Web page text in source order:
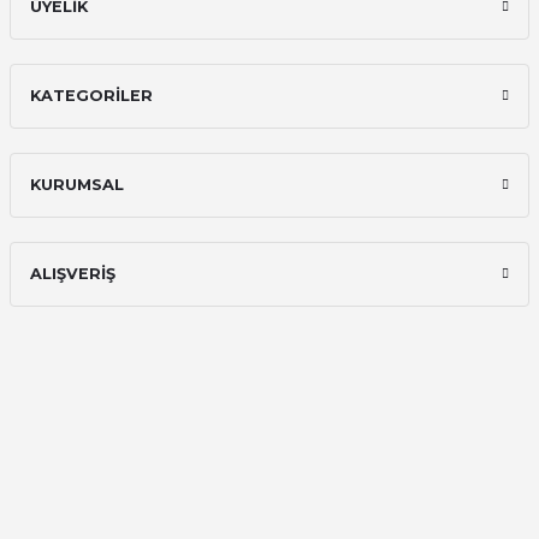
ÜYELİK
KATEGORİLER
KURUMSAL
ALIŞVERİŞ